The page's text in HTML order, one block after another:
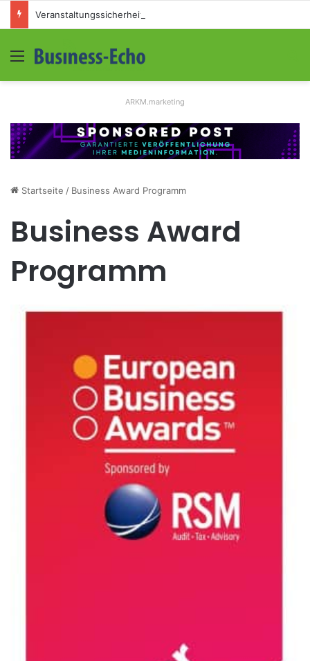
Menü
ARKM.marketing
Startseite / Business Award Programm
Business Award
Programm